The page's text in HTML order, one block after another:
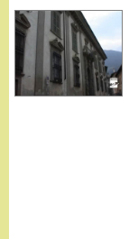
w
g
qui